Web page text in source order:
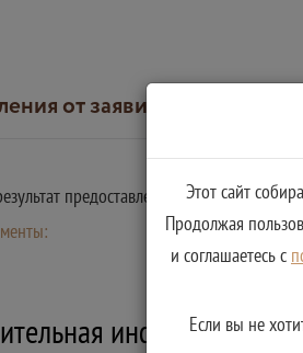
от заявителя
предоставления услуги/
информация
Этот сайт
Продолжая
и соглашаетесь с
Если вы не